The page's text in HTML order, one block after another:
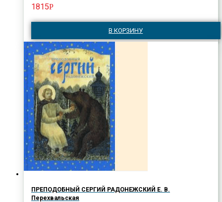
1815Р
В КОРЗИНУ
ПРЕПОДОБНЫЙ СЕРГИЙ РАДОНЕЖСКИЙ Е. В.
Перехвальская